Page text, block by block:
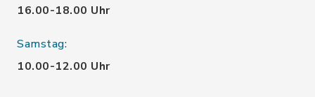
16.00-18.00 Uhr
Samstag:
10.00-12.00 Uhr